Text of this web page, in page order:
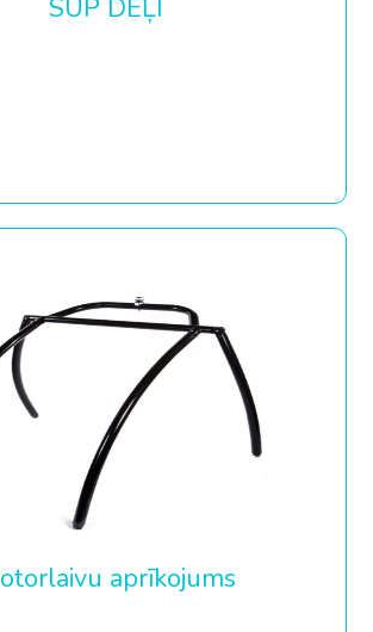
SUP DĒĻI
aprīkojums